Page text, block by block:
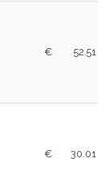
€ 52.51
€ 30.01